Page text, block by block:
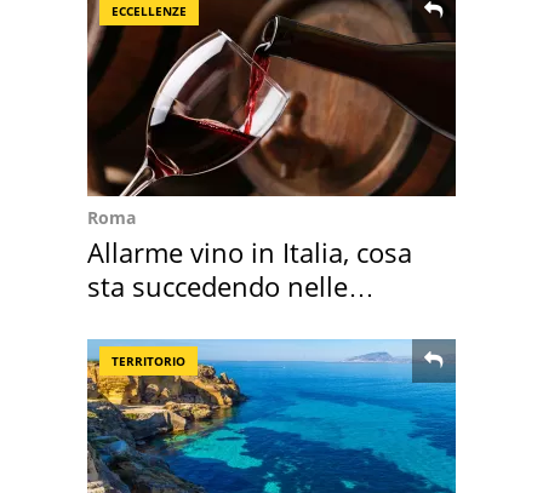
ECCELLENZE
Roma
Allarme vino in Italia, cosa
sta succedendo nelle
TERRITORIO